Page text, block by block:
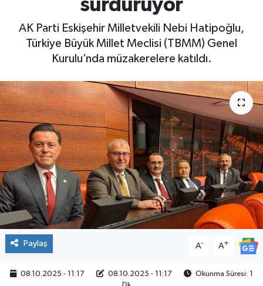
sürdürüyor
AK Parti Eskişehir Milletvekili Nebi Hatipoğlu,
Türkiye Büyük Millet Meclisi (TBMM) Genel
Kurulu’nda müzakerelere katıldı.
Paylaş A- A+
08.10.2025 - 11:17 08.10.2025 - 11:17
Okunma Süresi: 1
Son Dakika Haberleri